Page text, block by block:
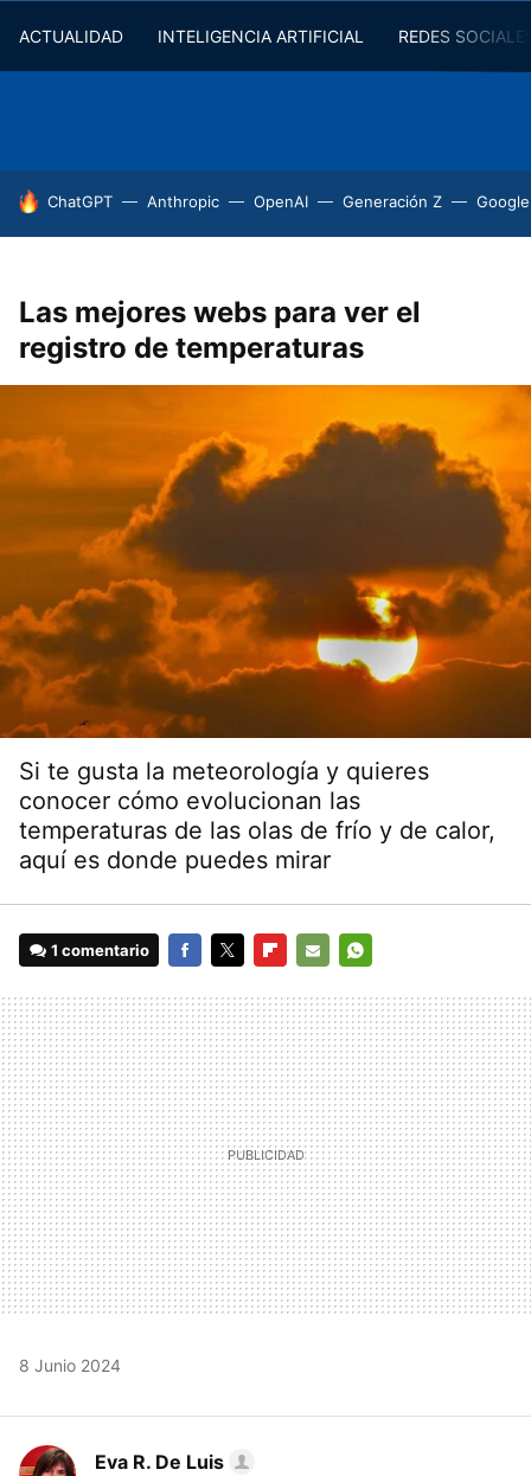
ACTUALIDAD INTELIGENCIA ARTIFICIAL REDES
HOY SE HABLA DE
ChatGPT Anthropic OpenAI Generación Z
Las mejores webs para ver el
registro de temperaturas
Si te gusta la meteorología y quieres
conocer cómo evolucionan las
temperaturas de las olas de frío y de calor,
aquí es donde puedes mirar
1 comentario
MAIL
8 Junio 2024
Eva R. De Luis